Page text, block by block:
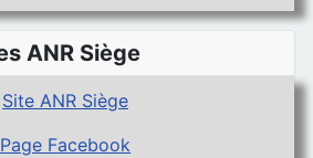
ANR Siège
Site ANR Siège
Page Facebook